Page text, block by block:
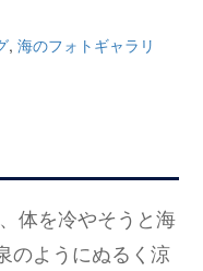
,海のフォトギャラリ
体を冷やそうと海
のようにぬるく涼